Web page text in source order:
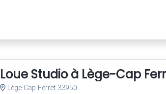
Loue Studio à Lège-Cap
Lège-Cap-Ferret 33950